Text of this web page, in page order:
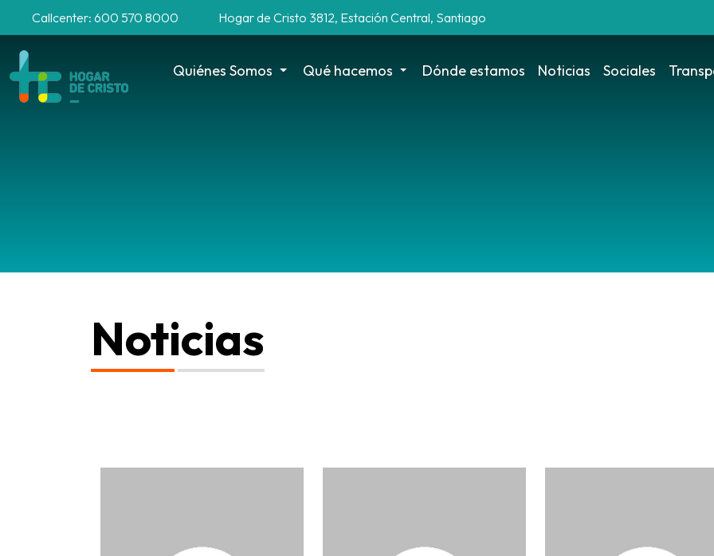
Callcenter: 600 570 8000 Hogar de Cristo 3812, Estación Central, Santiago
Quiénes Somos Qué hacemos Dónde estamos Noticias Sociales
Noticias